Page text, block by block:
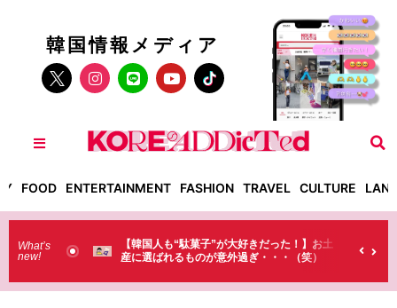
韓国情報メディア
FOOD ENTERTAINMENT FASHION TRAVEL CULTURE
What’s
new!
駄菓子”が大好きだった！】お土
ものが意外過ぎ・・・（笑）
【そんなものまで買っていくの？】
ラストで韓国人が買うものがちょっ